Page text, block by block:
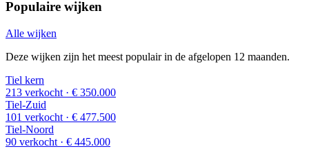
Populaire wijken
Alle wijken
Deze wijken zijn het meest populair in de afgelopen 12 maanden.
Tiel kern
213 verkocht · € 350.000
Tiel-Zuid
101 verkocht · € 477.500
Tiel-Noord
90 verkocht · € 445.000